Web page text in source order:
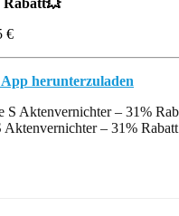
Rabatt💥
€
herunterzuladen
– 31% Rabatt